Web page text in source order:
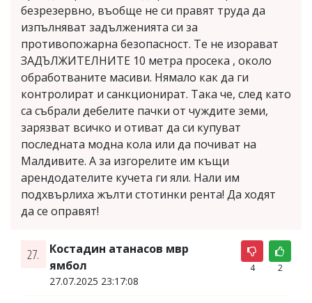
безрезервно, въобще не си правят труда да
изпълняват задълженията си за
противопожарна безопасност. Те не изорават
ЗАДЪЛЖИТЕЛНИТЕ 10 метра просека , около
обработваните масиви. Нямало как да ги
контролират и санкционират. Така че, след като
са събрали дебелите пачки от чуждите земи,
зарязват всичко и отиват да си купуват
последната модна кола или да почиват на
Малдивите. А за изгорелите им къщи
арендодателите кучета ги яли. Нали им
подхвърлиха жълти стотинки рента! Да ходят
да се оправят!
27.
Костадин атанасов мвр
ямбол
27.07.2025 23:17:08
4 2